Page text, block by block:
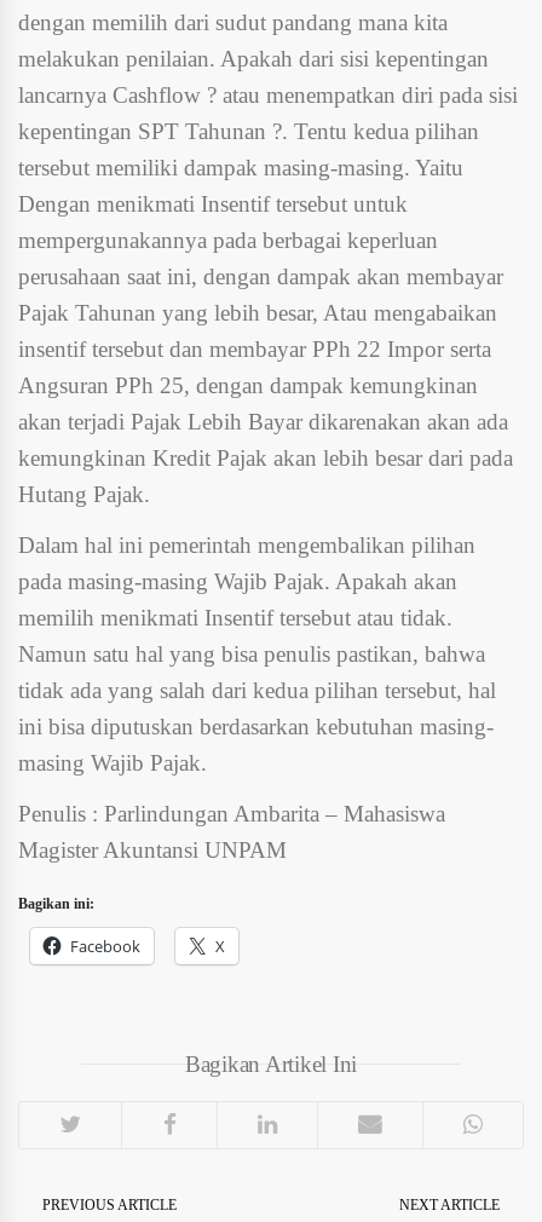
dengan memilih dari sudut pandang mana kita
melakukan penilaian. Apakah dari sisi kepentingan
lancarnya Cashflow ? atau menempatkan diri pada sisi
kepentingan SPT Tahunan ?. Tentu kedua pilihan
tersebut memiliki dampak masing-masing. Yaitu
Dengan menikmati Insentif tersebut untuk
mempergunakannya pada berbagai keperluan
perusahaan saat ini, dengan dampak akan membayar
Pajak Tahunan yang lebih besar, Atau mengabaikan
insentif tersebut dan membayar PPh 22 Impor serta
Angsuran PPh 25, dengan dampak kemungkinan
akan terjadi Pajak Lebih Bayar dikarenakan akan ada
kemungkinan Kredit Pajak akan lebih besar dari pada
Hutang Pajak.
Dalam hal ini pemerintah mengembalikan pilihan
pada masing-masing Wajib Pajak. Apakah akan
memilih menikmati Insentif tersebut atau tidak.
Namun satu hal yang bisa penulis pastikan, bahwa
tidak ada yang salah dari kedua pilihan tersebut, hal
ini bisa diputuskan berdasarkan kebutuhan masing-
masing Wajib Pajak.
Penulis : Parlindungan Ambarita – Mahasiswa
Magister Akuntansi UNPAM
Bagikan ini:
Facebook X
Bagikan Artikel Ini
PREVIOUS ARTICLE NEXT ARTICLE